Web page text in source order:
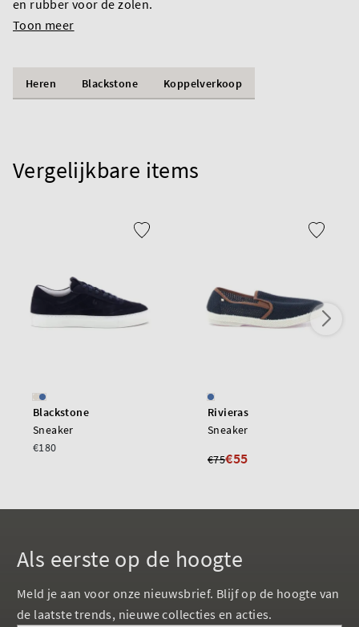
en rubber voor de zolen.
Toon meer
Heren Blackstone Koppelverkoop
Vergelijkbare items
Blackstone
Sneaker
€180
Rivieras
Sneaker
€75€55
Als eerste op de hoogte
Meld je aan voor onze nieuwsbrief. Blijf op de hoogte van
de laatste trends, nieuwe collecties en acties.